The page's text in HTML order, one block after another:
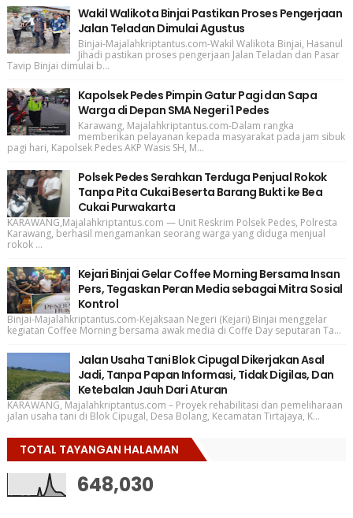
Wakil Walikota Binjai Pastikan Proses Pengerjaan
Jalan Teladan Dimulai Agustus
Binjai-Majalahkriptantus.com-Wakil Walikota Binjai, Hasanul
Jihadi pastikan proses pengerjaan Jalan Teladan dan Pasar
Tavip Binjai dimulai b...
Kapolsek Pedes Pimpin Gatur Pagi dan Sapa
Warga di Depan SMA Negeri 1 Pedes
Karawang, Majalahkriptantus.com-Dalam rangka
memberikan pelayanan kepada masyarakat pada jam sibuk
pagi hari, Kapolsek Pedes AKP Wasis SH, M...
Polsek Pedes Serahkan Terduga Penjual Rokok
Tanpa Pita Cukai Beserta Barang Bukti ke Bea
Cukai Purwakarta
KARAWANG,Majalahkriptantus.com — Unit Reskrim Polsek Pedes, Polresta
Karawang, berhasil mengamankan seorang warga yang diduga menjual
rokok ...
Kejari Binjai Gelar Coffee Morning Bersama Insan
Pers, Tegaskan Peran Media sebagai Mitra Sosial
Kontrol
Binjai-Majalahkriptantus.com-Kejaksaan Negeri (Kejari) Binjai menggelar
kegiatan Coffee Morning bersama awak media di Coffe Day seputaran Ta...
Jalan Usaha Tani Blok Cipugal Dikerjakan Asal
Jadi, Tanpa Papan Informasi, Tidak Digilas, Dan
Ketebalan Jauh Dari Aturan
KARAWANG, Majalahkriptantus.com – Proyek rehabilitasi dan pemeliharaan
jalan usaha tani di Blok Cipugal, Desa Bolang, Kecamatan Tirtajaya, K...
TOTAL TAYANGAN HALAMAN
648,030